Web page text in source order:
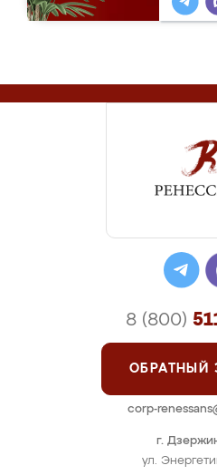
г.
ул.
8 (800)
ОБРАТНЫЙ
corp-